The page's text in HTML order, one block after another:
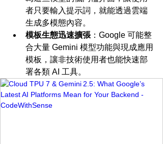
者只要輸入提示詞，就能透過雲端
生成多模態內容。
模板生態迅速擴張 ：Google 可能整
合大量 Gemini 模型功能與現成應用
模板，讓非技術使用者也能快速部
署各類 AI 工具。